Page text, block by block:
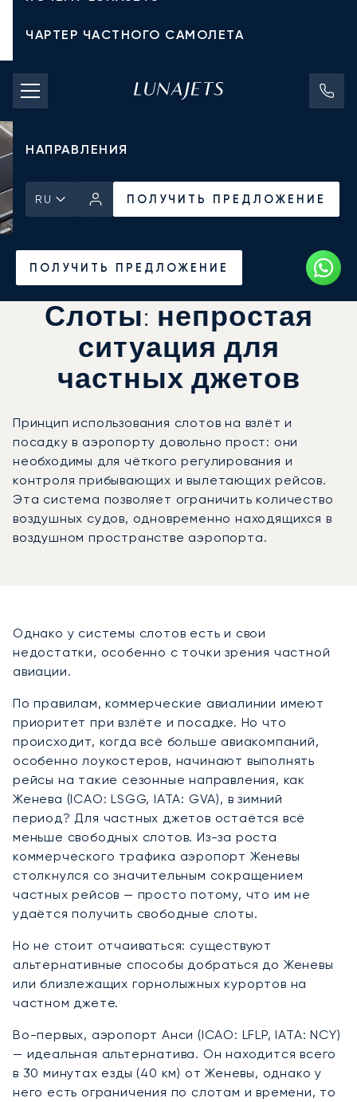
ЧАРТЕР ЧАСТНОГО САМОЛЕТА
СТОИМОСТЬ ЧАРТЕРА
ЧАСТНЫЕ САМОЛЕТЫ
НАПРАВЛЕНИЯ
RU ПОЛУЧИТЬ ПРЕДЛОЖЕНИЕ
ПОЛУЧИТЬ ПРЕДЛОЖЕНИЕ
Слоты: непростая
ситуация для
частных джетов
Принцип использования слотов на взлёт и
посадку в аэропорту довольно прост: они
необходимы для чёткого регулирования и
контроля прибывающих и вылетающих рейсов.
Эта система позволяет ограничить количество
воздушных судов, одновременно находящихся в
воздушном пространстве аэропорта.
Однако у системы слотов есть и свои
недостатки, особенно с точки зрения частной
авиации.
По правилам, коммерческие авиалинии имеют
приоритет при взлёте и посадке. Но что
происходит, когда всё больше авиакомпаний,
особенно лоукостеров, начинают выполнять
рейсы на такие сезонные направления, как
Женева (ICAO: LSGG, IATA: GVA), в зимний
период? Для частных джетов остаётся всё
меньше свободных слотов. Из-за роста
коммерческого трафика аэропорт Женевы
столкнулся со значительным сокращением
частных рейсов — просто потому, что им не
удаётся получить свободные слоты.
Но не стоит отчаиваться: существуют
альтернативные способы добраться до Женевы
или близлежащих горнолыжных курортов на
частном джете.
Во-первых, аэропорт Анси (ICAO: LFLP, IATA: NCY)
— идеальная альтернатива. Он находится всего
в 30 минутах езды (40 км) от Женевы, однако у
него есть ограничения по слотам и времени, то